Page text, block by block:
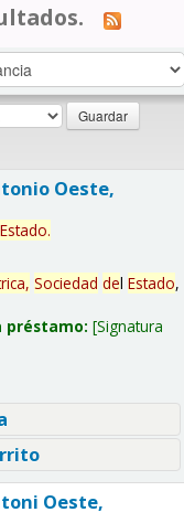
Oeste,
Estado.
Sociedad del Estado,
préstamo: Signatura
Oeste,